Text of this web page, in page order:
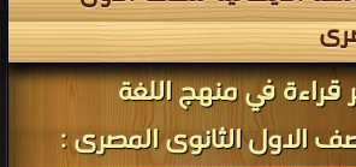
قراءة في منهج اللغة
الاول الثانوى المصرى :